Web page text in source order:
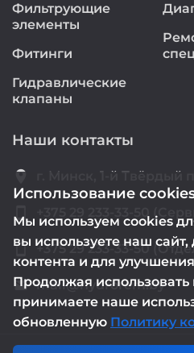
Фильтрующие
элементы
Фитинги
Гидравлические
клапаны
Наши контакты
location_on г. Минск, 1-й Твёрдый
smartphone +375 29 233-33-50
smartphone +375 29 233-33-50
email mail@hydrorem.by
Использование
Мы используем cookies
вы используете наш
контента и для
Продолжая использовать
принимаете наше
обновленную Политику